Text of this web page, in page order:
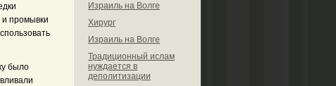
и промывки
было
Израиль на Волге
Хирург
Израиль на Волге
Традиционный ислам
нуждается в
деполитизации